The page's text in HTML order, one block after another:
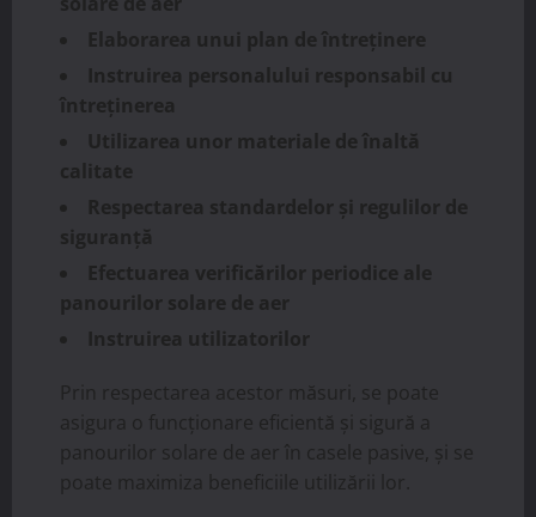
Elaborarea unui plan de întreținere
Instruirea personalului responsabil cu
întreținerea
Utilizarea unor materiale de înaltă
calitate
Respectarea standardelor și regulilor de
siguranță
Efectuarea verificărilor periodice ale
panourilor solare de aer
Instruirea utilizatorilor
Prin respectarea acestor măsuri, se poate
asigura o funcționare eficientă și sigură a
panourilor solare de aer în casele pasive, și se
poate maximiza beneficiile utilizării lor.